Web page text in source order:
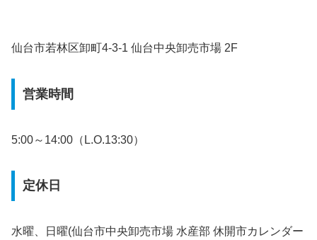
仙台市若林区卸町4-3-1 仙台中央卸売市場 2F
営業時間
5:00～14:00（L.O.13:30）
定休日
水曜、日曜(仙台市中央卸売市場 水産部 休開市カレンダー